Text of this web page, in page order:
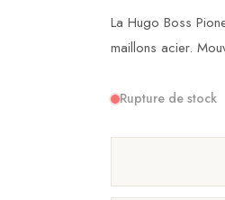
La Hugo Boss
maillons acier.
Rupture de stock